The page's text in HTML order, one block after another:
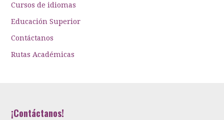
Cursos de idiomas
Educación Superior
Contáctanos
Rutas Académicas
¡Contáctanos!